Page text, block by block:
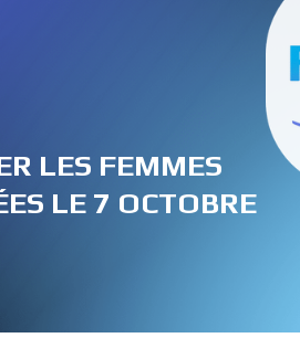
LES FEMMES
LE 7 OCTOBRE